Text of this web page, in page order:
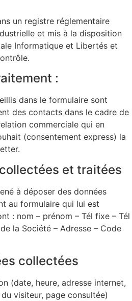
un registre réglementaire
et mis à la disposition
Informatique et Libertés et
:
dans le formulaire sont
des contacts dans le cadre de
commerciale qui en
(consentement express) la
et traitées
à déposer des données
au formulaire qui lui est
: nom – prénom – Tél fixe – Tél
la Société – Adresse – Code
collectées
(date, heure, adresse internet,
visiteur, page consultée)